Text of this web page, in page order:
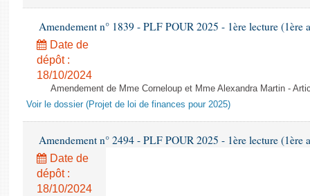
Amendement n° 1839 - PLF POUR 2025 - 1ère lecture (1ère
Date de
dépôt :
18/10/2024
Amendement de Mme Corneloup et Mme Alexandra Martin -
Voir le dossier (Projet de loi de finances pour 2025)
Amendement n° 2494 - PLF POUR 2025 - 1ère lecture (1ère
Date de
dépôt :
18/10/2024